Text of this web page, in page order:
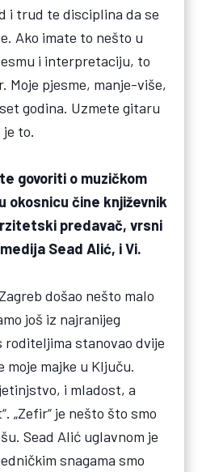
i trud te disciplina da se
Ako imate to nešto u
i interpretaciju, to
Moje pjesme, manje-više,
godina. Uzmete gitaru
to.
govoriti o muzičkom
okosnicu čine književnik
predavač, vrsni
Sead Alić, i Vi.
došao nešto malo
još iz najranijeg
stanovao dvije
moje majke u Ključu.
i mladost, a
„Zefir“ je nešto što smo
Sead Alić uglavnom je
snagama smo